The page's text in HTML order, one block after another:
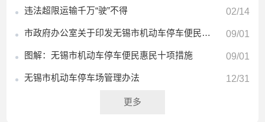
违法超限运输千万“驶”不得 02/14
市政府办公室关于印发无锡市机动车停车便民惠民十项措施的通知 09/01
图解：无锡市机动车停车便民惠民十项措施 09/01
无锡市机动车停车场管理办法 12/31
更多